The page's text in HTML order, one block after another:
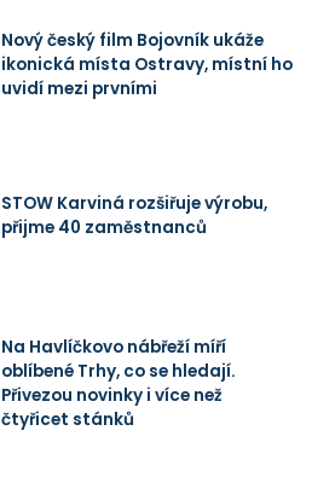
Nový český film Bojovník ukáže
ikonická místa Ostravy, místní ho
uvidí mezi prvními
STOW Karviná rozšiřuje výrobu,
přijme 40 zaměstnanců
Na Havlíčkovo nábřeží míří
oblíbené Trhy, co se hledají.
Přivezou novinky i více než
čtyřicet stánků